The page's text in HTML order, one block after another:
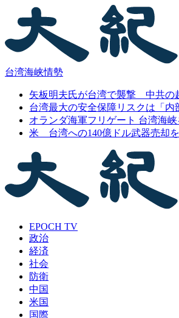
台湾海峡情勢
矢板明夫氏が台湾で襲撃 中共の
台湾最大の安全保障リスクは「内
オランダ海軍フリゲート 台湾海
米 台湾への140億ドル武器売却
EPOCH TV
政治
経済
社会
防衛
中国
米国
国際